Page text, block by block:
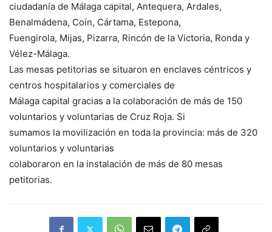
ciudadanía de Málaga capital, Antequera, Ardales,
Benalmádena, Coín, Cártama, Estepona,
Fuengirola, Mijas, Pizarra, Rincón de la Victoria, Ronda y
Vélez-Málaga.
Las mesas petitorias se situaron en enclaves céntricos y
centros hospitalarios y comerciales de
Málaga capital gracias a la colaboración de más de 150
voluntarios y voluntarias de Cruz Roja. Si
sumamos la movilización en toda la provincia: más de 320
voluntarios y voluntarias
colaboraron en la instalación de más de 80 mesas
petitorias.